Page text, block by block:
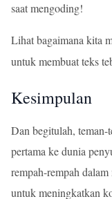
saat mengoding!
Lihat bagaimana kita
untuk membuat teks
Kesimpulan
Dan begitulah,
pertama ke dunia
rempah-rempah
untuk meningkatkan